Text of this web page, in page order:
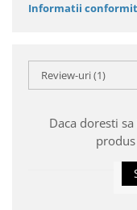
Informatii
Review-uri(1)
Daca doresti